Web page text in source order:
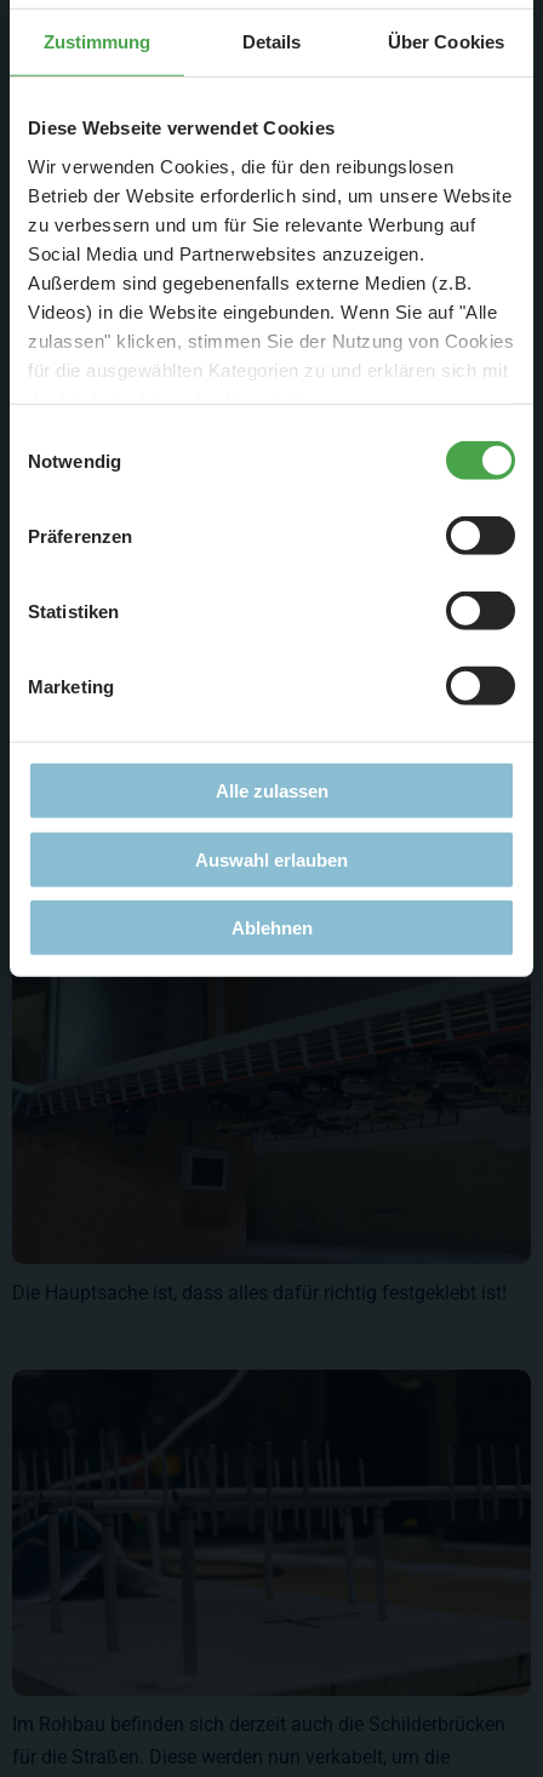
Zustimmung Details Über Cookies
Diese Webseite verwendet Cookies
Wir verwenden Cookies, die für den reibungslosen
Betrieb der Website erforderlich sind, um unsere Website
zu verbessern und um für Sie relevante Werbung auf
Social Media und Partnerwebsites anzuzeigen.
Außerdem sind gegebenenfalls externe Medien (z.B.
Videos) in die Website eingebunden. Wenn Sie auf "Alle
zulassen" klicken, stimmen Sie der Nutzung von Cookies
für die ausgewählten Kategorien zu und erklären sich mit
diese Einstellungen jederzeit über die Schaltfläche
zustimmen, beschränken wir uns auf die technisch
notwendigen Cookies. Weitere Informationen finden Sie in
Notwendig
Präferenzen
Statistiken
Marketing
Alle zulassen
Auswahl erlauben
Ablehnen
Die Straße zum Abflugbereich der Terminals liegt derzeit
umgedreht in unseren Werkstätten. Grund dafür ist die
…die derzeit an der Unterseite für die darunter liegende
Straße installiert wird.
Die Hauptsache ist, dass alles dafür richtig festgeklebt ist!
Im Rohbau befinden sich derzeit auch die Schilderbrücken
für die Straßen. Diese werden nun verkabelt, um die